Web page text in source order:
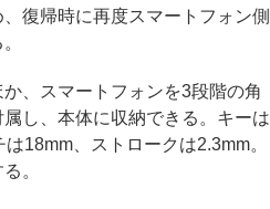
復帰時に再度スマートフォン側
、スマートフォンを3段階の角
し、本体に収納できる。キーは
18mm、ストロークは2.3mm。
。